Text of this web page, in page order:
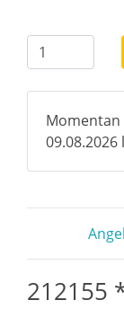
Momentan
212155